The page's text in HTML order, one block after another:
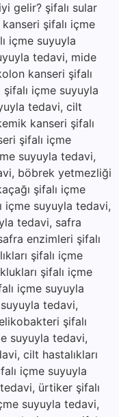
gelir? şifalı sular
şifalı içme
içme suyuyla
tedavi, mide
kanseri şifalı
içme suyuyla
tedavi, cilt
kanseri şifalı
şifalı içme
suyuyla tedavi,
böbrek yetmezliği
şifalı içme
içme suyuyla tedavi,
tedavi, safra
enzimleri şifalı
şifalı içme
şifalı içme
içme suyuyla
tedavi,
şifalı
suyuyla tedavi,
cilt hastalıkları
içme suyuyla
ürtiker şifalı
suyuyla tedavi,